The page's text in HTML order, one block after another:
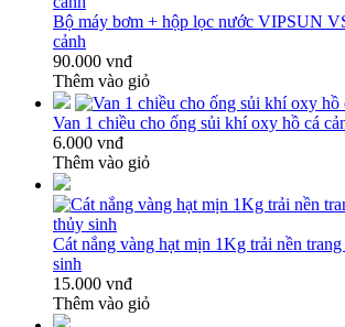
Bộ máy bơm + hộp lọc nước VIPSUN
cảnh
90.000 vnđ
Thêm vào giỏ
Van 1 chiều cho ống sủi khí oxy hồ cá
6.000 vnđ
Thêm vào giỏ
Cát nắng vàng hạt mịn 1Kg trải nền
sinh
15.000 vnđ
Thêm vào giỏ